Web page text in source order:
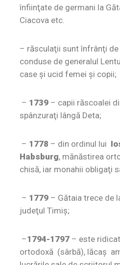
înfiinţate de germani la
Ciacova etc.
– răsculaţii sunt înfrânţi
conduse de generalul
case şi ucid femei şi copii;
– 1739 – capii răscoalei
spânzuraţi lângă Deta;
– 1778 – din ordinul lui
Habsburg, mănăstirea
chi­să, iar monahii obligaţi
– 1779 – Gătaia trece de
judeţul Timiş;
–1794-1797 – este
ortodoxă (sârbă), lăcaş